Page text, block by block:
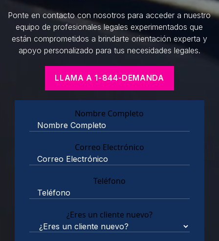
Ponte en contacto con nosotros para acceder a nuestro
equipo de profesionales legales experimentados que
están comprometidos a brindarte orientación experta y
apoyo personalizado para tus necesidades legales.
LLAMA A 1-844-DEMANDA
Nombre Completo
Correo Electrónico
Teléfono
¿Eres un cliente nuevo?